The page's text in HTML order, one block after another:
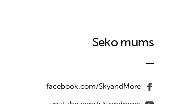
Seko mums
facebook.com/SkyandMore